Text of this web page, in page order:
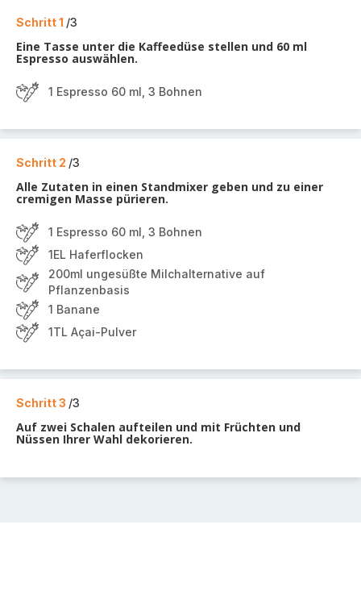
Schritt 1 /3
Eine Tasse unter die Kaffeedüse stellen und 60 ml
Espresso auswählen.
1 Espresso 60 ml, 3 Bohnen
Schritt 2 /3
Alle Zutaten in einen Standmixer geben und zu einer
cremigen Masse pürieren.
1 Espresso 60 ml, 3 Bohnen
1EL Haferflocken
200ml ungesüßte Milchalternative auf
Pflanzenbasis
1 Banane
1TL Açai-Pulver
Schritt 3 /3
Auf zwei Schalen aufteilen und mit Früchten und
Nüssen Ihrer Wahl dekorieren.